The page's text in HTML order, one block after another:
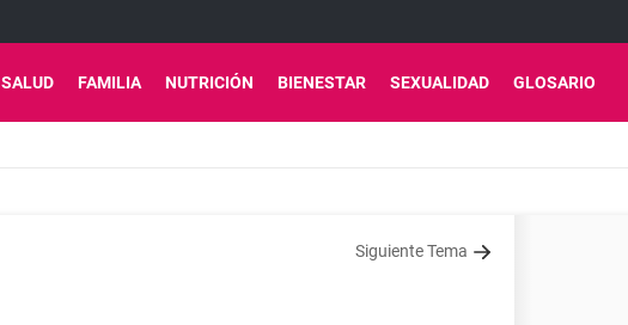
SALUD FAMILIA NUTRICIÓN BIENESTAR SEXUALIDAD GLOSARIO
Siguiente Tema